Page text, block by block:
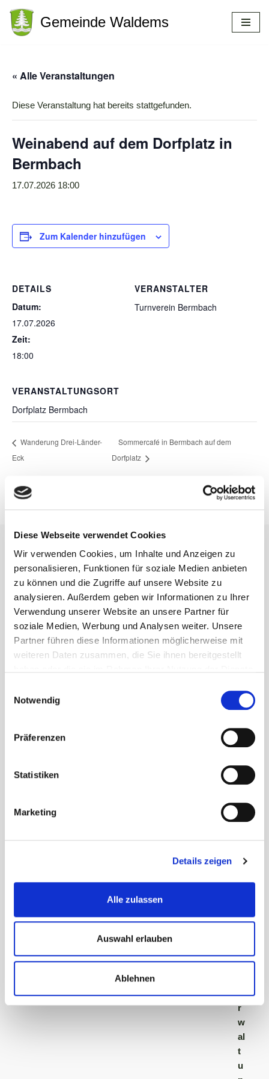
Diese Webseite verwendet Cookies
Wir verwenden Cookies, um Inhalte und Anzeigen zu
personalisieren, Funktionen für soziale Medien anbieten
zu können und die Zugriffe auf unsere Website zu
analysieren. Außerdem geben wir Informationen zu Ihrer
Verwendung unserer Website an unsere Partner für
soziale Medien, Werbung und Analysen weiter. Unsere
Partner führen diese Informationen möglicherweise mit
weiteren Daten zusammen, die Sie ihnen bereitgestellt
Notwendig
Präferenzen
Statistiken
Marketing
Details zeigen
Alle zulassen
Auswahl erlauben
Ablehnen
Zum
Gemeinde Waldems
« Alle Veranstaltungen
Diese Veranstaltung hat bereits stattgefunden.
Weinabend auf dem Dorfplatz in
Bermbach
17.07.2026 18:00
Zum Kalender hinzufügen
DETAILS
Datum:
17.07.2026
Zeit:
18:00
VERANSTALTER
Turnverein Bermbach
VERANSTALTUNGSORT
Dorfplatz Bermbach
Wanderung Drei-Länder-
Eck
Sommercafé in Bermbach auf dem
Dorfplatz
Kontakt
Gemeinde Waldems
Rathaus (Gemeindeverwaltung)
Schulgasse 2
65529 Waldems-Esch
06126 592-0
Sprechzeiten
A
m
e
e
r
w
al
t
u